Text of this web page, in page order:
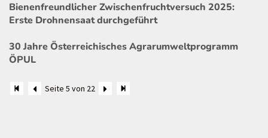
Bienenfreundlicher Zwischenfruchtversuch 2025:
Erste Drohnensaat durchgeführt
30 Jahre Österreichisches Agrarumweltprogramm
ÖPUL
Seite 5 von 22